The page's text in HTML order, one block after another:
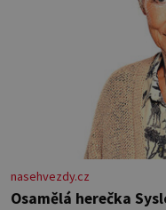
nasehvezdy.cz
Osamělá herečka